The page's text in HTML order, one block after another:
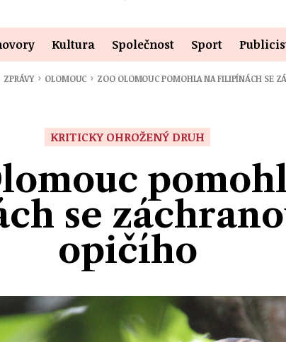
Kultura Společnost Sport
ZPRÁVY › OLOMOUC › ZOO OLOMOUC POMOHLA NA FILIPÍNÁCH SE
KRITICKY OHROŽENÝ DRUH
se
opičího